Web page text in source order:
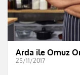
Arda ile Omuz
25/11/2017